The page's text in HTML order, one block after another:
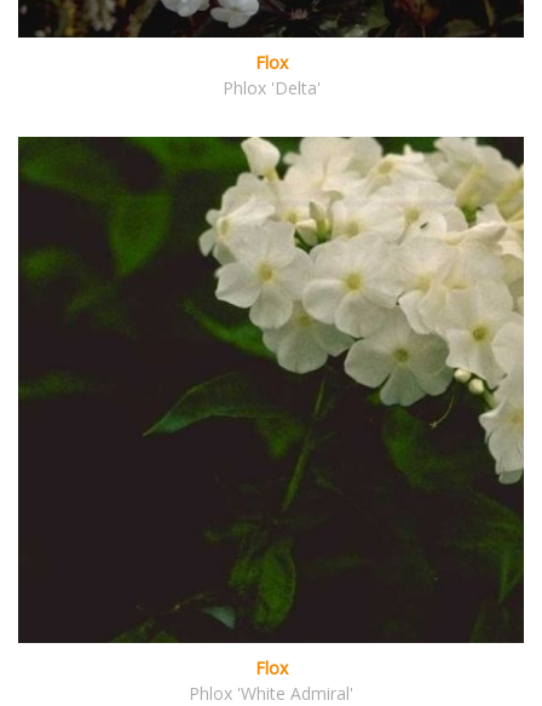
Flox
Phlox 'Delta'
Flox
Phlox 'White Admiral'